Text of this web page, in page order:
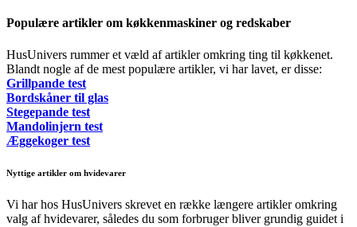
Populære artikler om køkkenmaskiner og redskaber
HusUnivers rummer et væld af artikler omkring ting til køkkenet.
Blandt nogle af de mest populære artikler, vi har lavet, er disse:
Grillpande test
Bordskåner til glas
Stegepande test
Mandolinjern test
Æggekoger test
Nyttige artikler om hvidevarer
Vi har hos HusUnivers skrevet en række længere artikler omkring
valg af hvidevarer, således du som forbruger bliver grundig guidet i